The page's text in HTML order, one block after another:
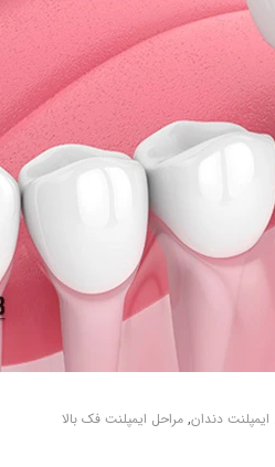
ایمپلنت دندان, مراحل ایمپلنت فک بالا